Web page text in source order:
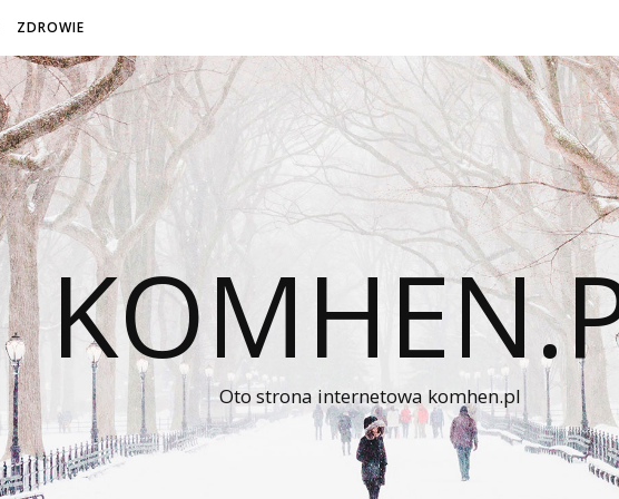
ZDROWIE
Oto strona internetowa komhen.pl